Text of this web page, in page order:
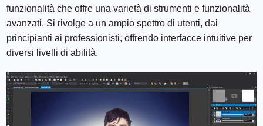
funzionalità che offre una varietà di strumenti e funzionalità
avanzati. Si rivolge a un ampio spettro di utenti, dai
principianti ai professionisti, offrendo interfacce intuitive per
diversi livelli di abilità.